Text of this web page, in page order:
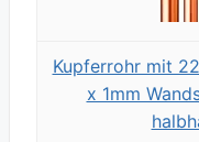
Kupferrohr mit
x 1mm